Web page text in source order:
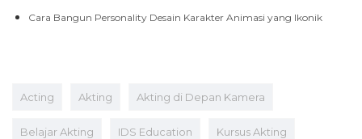
Cara Bangun Personality Desain Karakter Animasi yang Ikonik
Acting Akting Akting di Depan Kamera
Belajar Akting IDS Education Kursus Akting